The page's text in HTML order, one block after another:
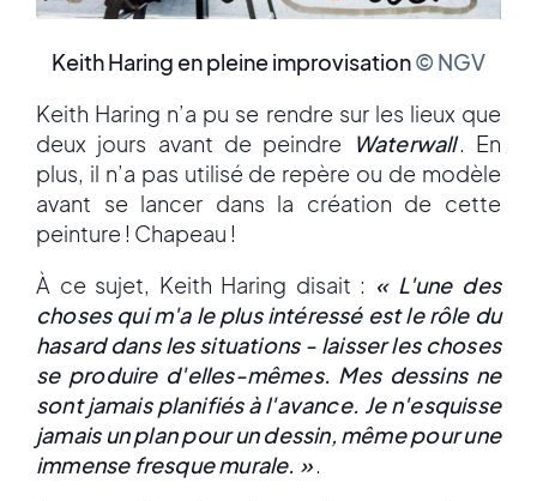
Keith Haring en pleine improvisation© NGV
Keith Haring n’a pu se rendre sur les lieux que
deux jours avant de peindre
Waterwall. En
plus, il n’a pas utilisé de repère ou de modèle
avant se lancer dans la création de cette
peinture ! Chapeau !
À ce sujet, Keith Haring disait : « L'une des
choses qui m'a le plus intéressé est le rôle du
hasard dans les situations - laisser les choses
se produire d'elles-mêmes. Mes dessins ne
sont jamais planifiés à l'avance. Je n'esquisse
jamais un plan pour un dessin, même pour une
immense fresque murale. ».